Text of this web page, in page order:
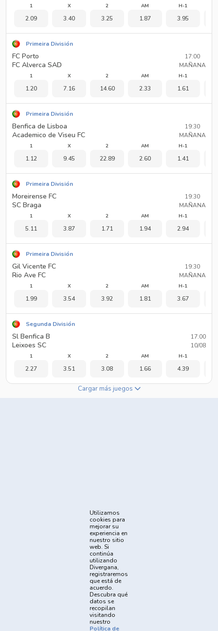
1
2.09
X
3.40
2
3.25
AM
1.87
H-1
3.95
Primeira División
FC Porto
FC Alverca SAD
17:00
MAÑANA
1
1.20
X
7.16
2
14.60
AM
2.33
H-1
1.61
Primeira División
Benfica de Lisboa
Academico de Viseu FC
19:30
MAÑANA
1
1.12
X
9.45
2
22.89
AM
2.60
H-1
1.41
Primeira División
Moreirense FC
SC Braga
19:30
MAÑANA
1
5.11
X
3.87
2
1.71
AM
1.94
H-1
2.94
Primeira División
Gil Vicente FC
Rio Ave FC
19:30
MAÑANA
1
1.99
X
3.54
2
3.92
AM
1.81
H-1
3.67
Segunda División
Sl Benfica B
Leixoes SC
17:00
10/08
1
2.27
X
3.51
2
3.08
AM
1.66
H-1
4.39
Cargar más juegos
Utilizamos
cookies para
mejorar su
experiencia en
nuestro sitio
web. Si
continúa
utilizando
Divergana,
registraremos
que está de
acuerdo.
Descubra qué
datos se
recopilan
visitando
nuestro
Política de
Institucional
Cómo apostar
Términos y
Condiciones
Reglas y
Prohibido el registro y las apuestas a menores de 18
años
El juego está prohibido a menores de 18 años, ofrece riesgo de